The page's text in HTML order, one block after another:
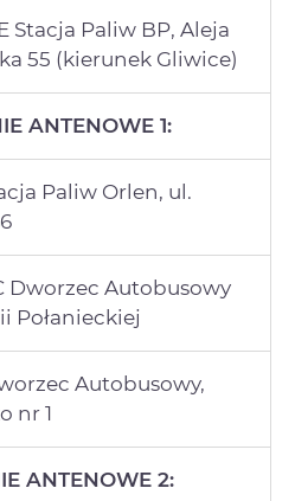
Stacja Paliw BP, Aleja
55 (kierunek Gliwice)
ANTENOWE 1:
Paliw Orlen, ul.
Dworzec Autobusowy
Połanieckiej
Autobusowy,
nr 1
ANTENOWE 2: